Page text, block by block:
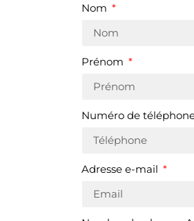
Nom
Prénom
Numéro de
Adresse e-mail